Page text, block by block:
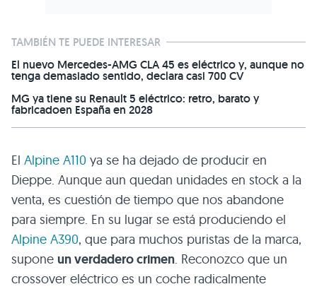
TAMBIÉN TE PUEDE INTERESAR
El nuevo Mercedes-AMG CLA 45 es eléctrico y, aunque no
tenga demasiado sentido, declara casi 700 CV
MG ya tiene su Renault 5 eléctrico: retro, barato y
fabricadoen España en 2028
El Alpine A110 ya se ha dejado de producir en
Dieppe. Aunque aun quedan unidades en stock a la
venta, es cuestión de tiempo que nos abandone
para siempre. En su lugar se está produciendo el
Alpine A390, que para muchos puristas de la marca,
supone un verdadero crimen. Reconozco que un
crossover eléctrico es un coche radicalmente